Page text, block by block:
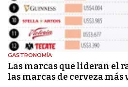
GASTRONOMÍA
Las marcas que lideran el
las marcas de cerveza más